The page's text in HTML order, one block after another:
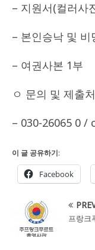
– 지원서(컬러사
– 본인승낙 및 비
– 여권사본 1부
ㅇ 문의 및 제출처
– 030-26065 0 /
이 글 공유하기:
Facebook
프랑크